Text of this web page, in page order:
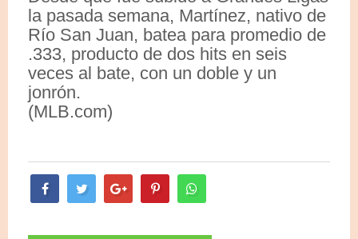
la pasada semana, Martínez, nativo de
Río San Juan, batea para promedio de
.333, producto de dos hits en seis
veces al bate, con un doble y un
jonrón.
(MLB.com)